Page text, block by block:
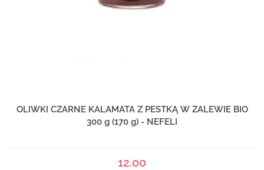
OLIWKI CZARNE KALAMATA Z PESTKĄ W ZALEWIE BIO
300 g (170 g) - NEFELI
12.00